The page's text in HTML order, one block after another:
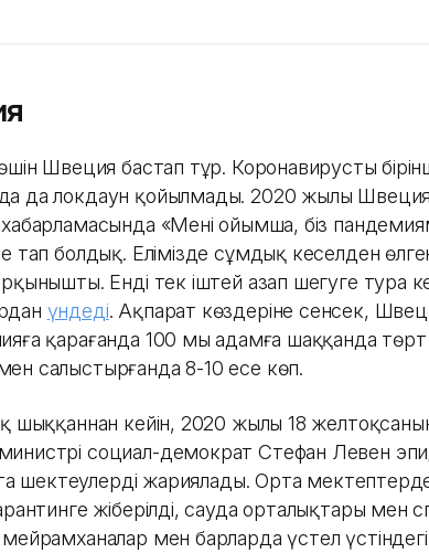
Швеция бастап тұр. Коронавирустың
да локдаун қойылмады. 2020 жылы
«Менің ойымша, біз
тап болдық. Елімізде сұмдық кеселден
Енді тек іштей азап шегуге тура
үндеді. Ақпарат көздеріне сенсек,
қарағанда 100 мың адамға шаққанда
салыстырғанда 8-10 есе көп.
шыққаннан кейін, 2020 жылы 18
социал-демократ Стефан Левен
шектеулерді жариялады. Орта
жіберілді, сауда орталықтары мен
мен барларда үстел